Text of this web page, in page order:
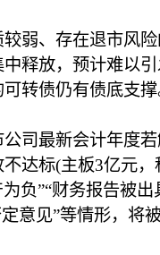
弱、存在退市风险
释放，预计难以
转债仍有债底支
最新会计年度若
达标(主板3亿元，
负”“财务报告被出
意见”等情形，将